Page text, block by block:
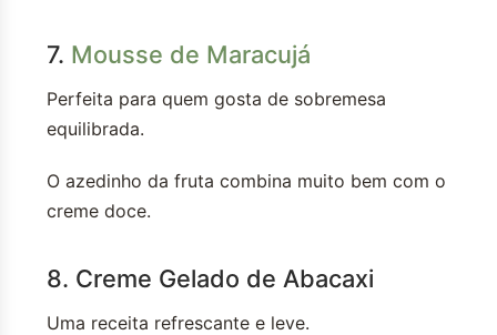
7. Mousse de Maracujá
Perfeita para quem gosta de sobremesa
equilibrada.
O azedinho da fruta combina muito bem com o
creme doce.
8. Creme Gelado de Abacaxi
Uma receita refrescante e leve.